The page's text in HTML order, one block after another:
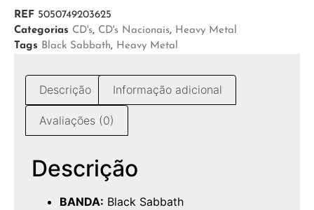
REF 5050749203625
Categorias CD's, CD's Nacionais, Heavy Metal
Tags Black Sabbath, Heavy Metal
Descrição Informação adicional
Avaliações (0)
Descrição
BANDA: Black Sabbath